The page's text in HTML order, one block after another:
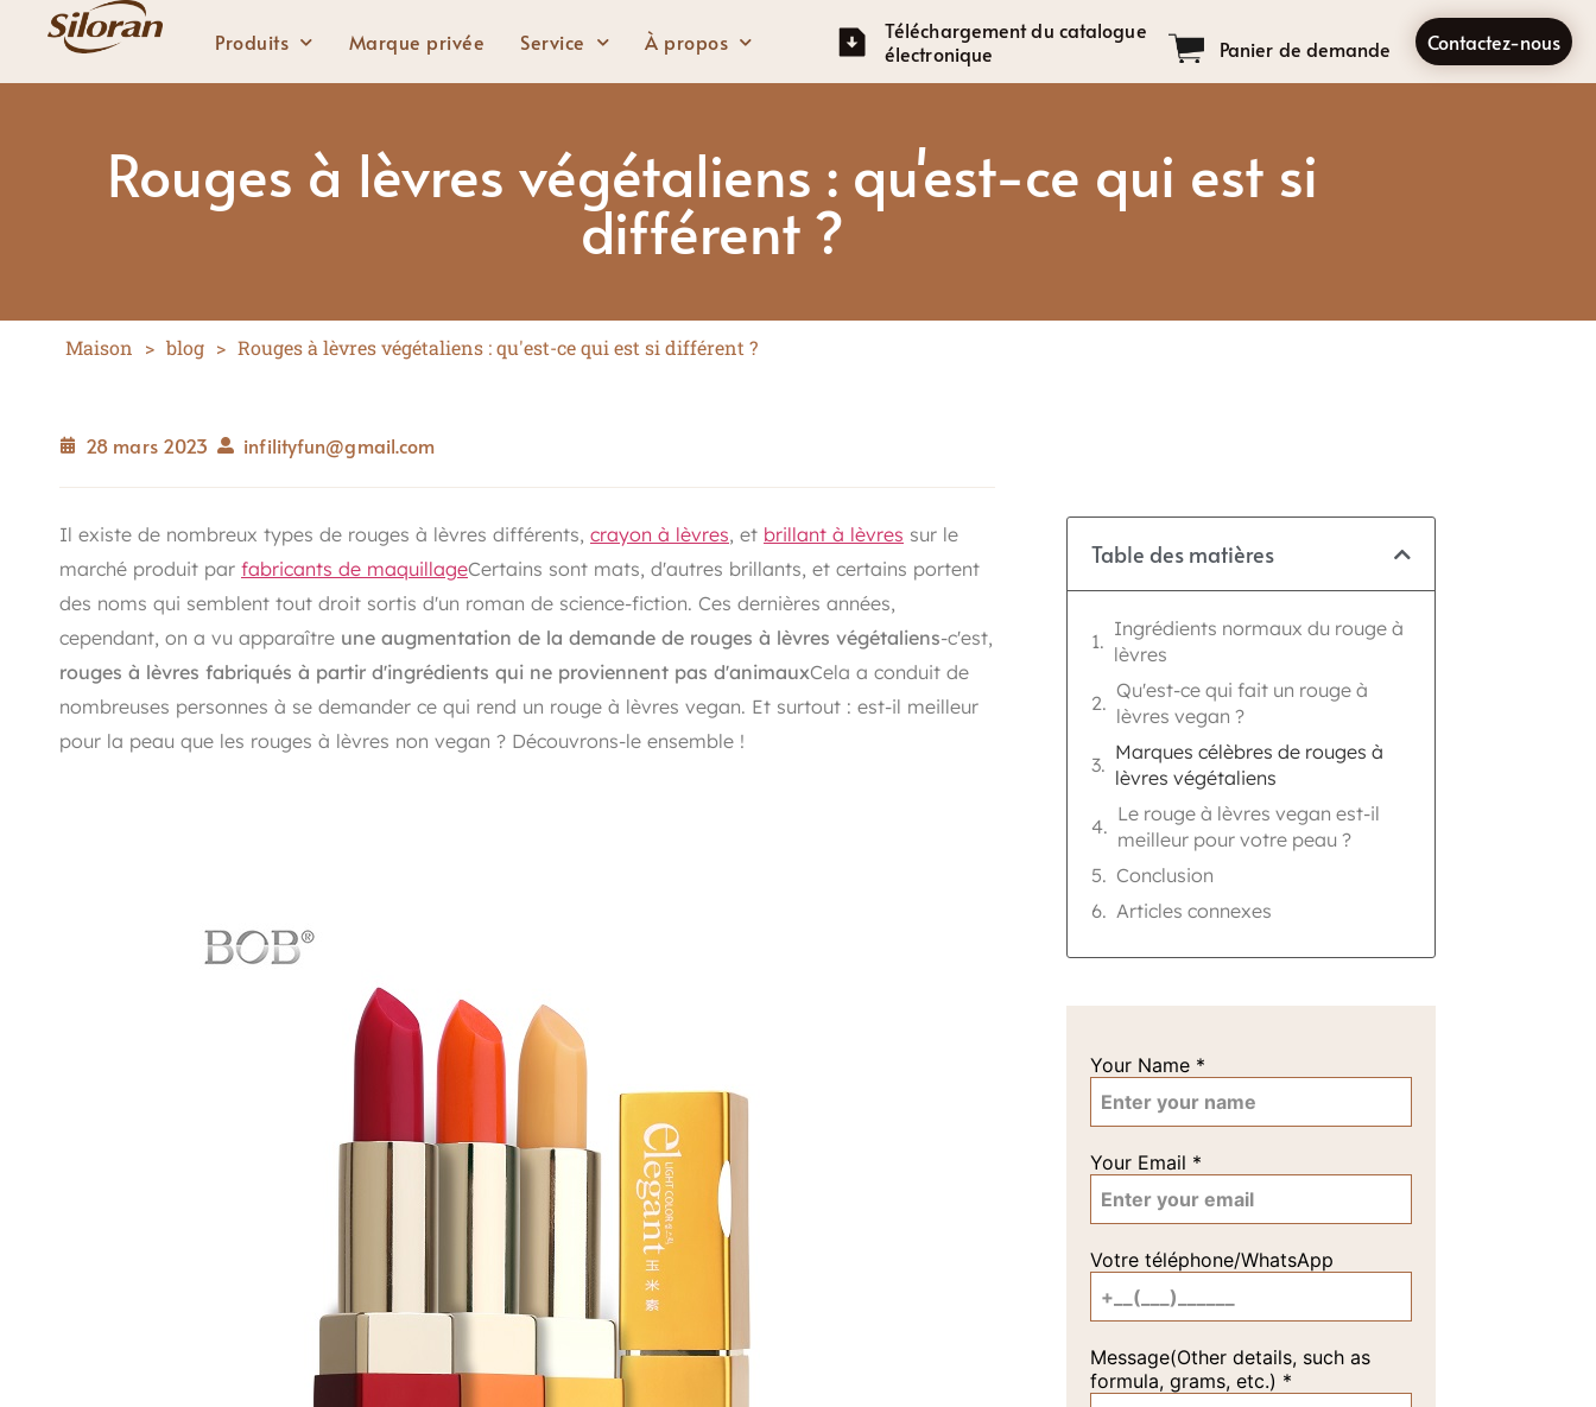
Produits Marque privée Service À propos Contactez-nous
Panier de demande
Téléchargement du catalogue
électronique
Lèvres
Crayon à lèvres
Yeux
Crayon à sourcils
Eye-liner
Affronter
Base de teint
Contour
Poudre et spray fixateurs
Rouges à lèvres végétaliens : qu'est-ce qui est si
différent ?
Maison > blog > Rouges à lèvres végétaliens : qu'est-ce qui est si différent ?
28 mars 2023 infilityfun@gmail.com
Il existe de nombreux types de rouges à lèvres différents, crayon à lèvres, et brillant à lèvres sur le
marché produit par fabricants de maquillageCertains sont mats, d'autres brillants, et certains portent
des noms qui semblent tout droit sortis d'un roman de science-fiction. Ces dernières années,
cependant, on a vu apparaître une augmentation de la demande de rouges à lèvres végétaliens-c'est,
rouges à lèvres fabriqués à partir d'ingrédients qui ne proviennent pas d'animauxCela a conduit de
nombreuses personnes à se demander ce qui rend un rouge à lèvres vegan. Et surtout : est-il meilleur
pour la peau que les rouges à lèvres non vegan ? Découvrons-le ensemble !
Table des matières
Ingrédients normaux du rouge à
lèvres
Qu'est-ce qui fait un rouge à
lèvres vegan ?
Marques célèbres de rouges à
lèvres végétaliens
Le rouge à lèvres vegan est-il
meilleur pour votre peau ?
Conclusion
Articles connexes
Your Name *
Your Email *
Votre téléphone/WhatsApp
Message(Other details, such as
formula, grams, etc.) *